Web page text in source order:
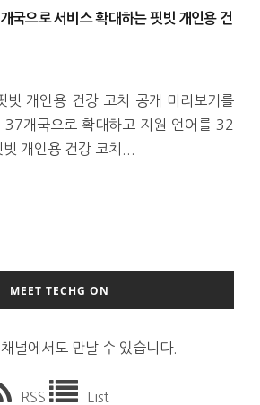
국으로 서비스 확대하는 핏빗 개인용 건
빗 개인용 건강 코치 공개 미리보기를
37개국으로 확대하고 지원 언어를 32
개인용 건강 코치...
MEET TECHG ON
널에서도 만날 수 있습니다.
RSS List